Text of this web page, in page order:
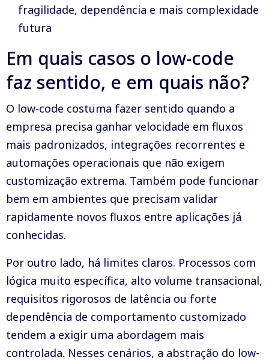
fragilidade, dependência e mais complexidade
futura
Em quais casos o low-code
faz sentido, e em quais não?
O low-code costuma fazer sentido quando a
empresa precisa ganhar velocidade em fluxos
mais padronizados, integrações recorrentes e
automações operacionais que não exigem
customização extrema. Também pode funcionar
bem em ambientes que precisam validar
rapidamente novos fluxos entre aplicações já
conhecidas.
Por outro lado, há limites claros. Processos com
lógica muito específica, alto volume transacional,
requisitos rigorosos de latência ou forte
dependência de comportamento customizado
tendem a exigir uma abordagem mais
controlada. Nesses cenários, a abstração do low-